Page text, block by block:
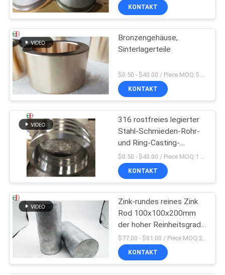
KONTAKT
Bronzengehäuse,
Sinterlagerteile
KONTAKT
316 rostfreies legierter
Stahl-Schmieden-Rohr-
und Ring-Casting-
Zentrifugen-Rohr
EB28028
KONTAKT
Zink-rundes reines Zink
Rod 100x100x200mm
der hoher Reinheitsgrad-
Zink-Stangen-99%
$77.00 - $81.00 / Piece MOQ:2 Sitze
KONTAKT